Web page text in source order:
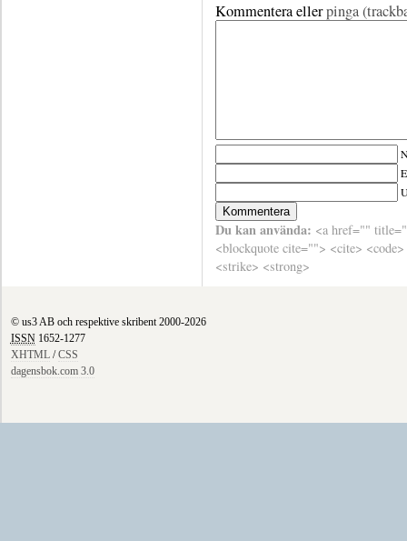
Kommentera ellerpinga
Du kan använda: <a href=""
<blockquote cite=""> <cite>
<strike> <strong>
© us3 AB och respektive skribent 2000-2026
ISSN1652-1277
XHTML/CSS
dagensbok.com 3.0